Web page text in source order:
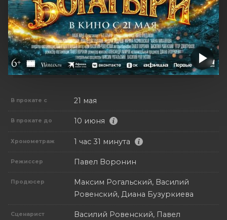
В прокате с 21 мая
В прокате до 10 июня
Хронометраж 1 час 31 минута
Режиссер Павел Воронин
Продюсер
Максим Рогальский, Василий
Ровенский, Диана Бузуркиева
Сценарист
Василий Ровенский, Павел